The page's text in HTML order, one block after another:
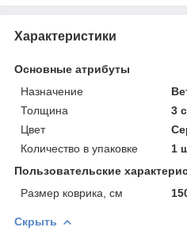
Характеристики
Основные атрибуты
Назначение
Толщина
3
Цвет
Количество в упаковке
1
Пользовательские
Размер коврика, см
Скрыть